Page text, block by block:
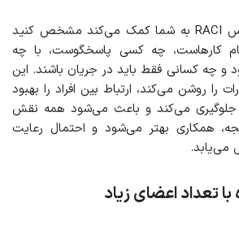
در ابتدای پروژه، ماتریس RACI به شما کمک می‌کند مشخص کنید
کارهاست، چه کسی پاسخگوست، با چه
و چه کسانی فقط باید در جریان باشند. این
را روشن می‌کند، ارتباط بین افراد را بهبود
جلوگیری می‌کند و باعث می‌شود همه نقش
همکاری بهتر می‌شود و احتمال رعایت
می‌یابد.
تعداد اعضای زیاد